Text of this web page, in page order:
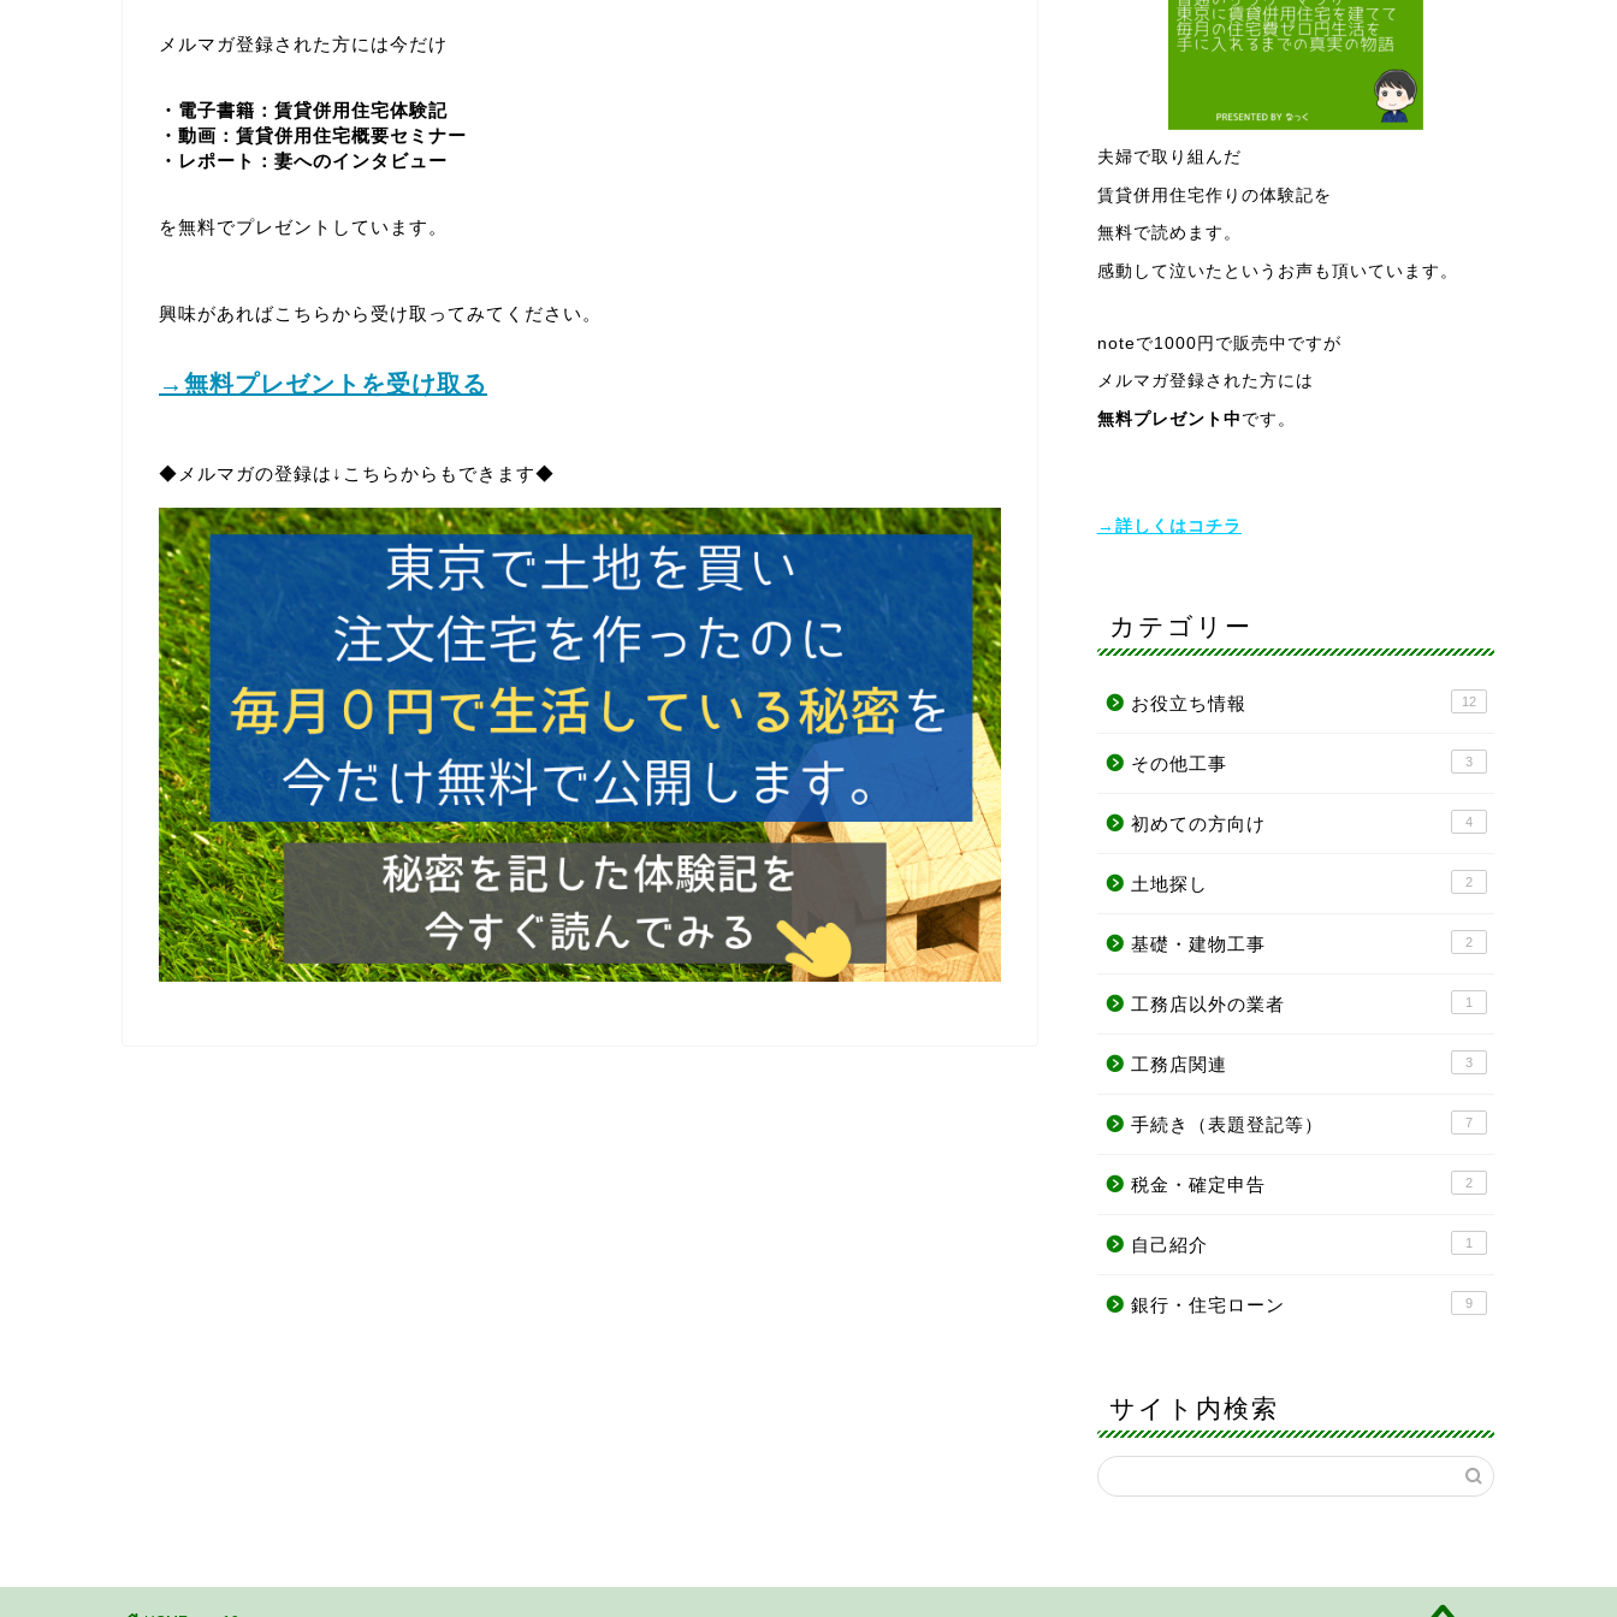
メルマガ登録された方には今だけ
・電子書籍：賃貸併用住宅体験記
・動画：賃貸併用住宅概要セミナー
・レポート：妻へのインタビュー
を無料でプレゼントしています。
興味があればこちらから受け取ってみてください。
→無料プレゼントを受け取る
◆メルマガの登録は↓こちらからもできます◆
夫婦で取り組んだ
賃貸併用住宅作りの体験記を
無料で読めます。
感動して泣いたというお声も頂いています。
noteで1000円で販売中ですが
メルマガ登録された方には
無料プレゼント中 です。
→詳しくはコチラ
カテゴリー
お役立ち情報 12
その他工事 3
初めての方向け 4
土地探し 2
基礎・建物工事 2
工務店以外の業者 1
工務店関連 3
手続き（表題登記等） 7
税金・確定申告 2
自己紹介 1
銀行・住宅ローン 9
サイト内検索